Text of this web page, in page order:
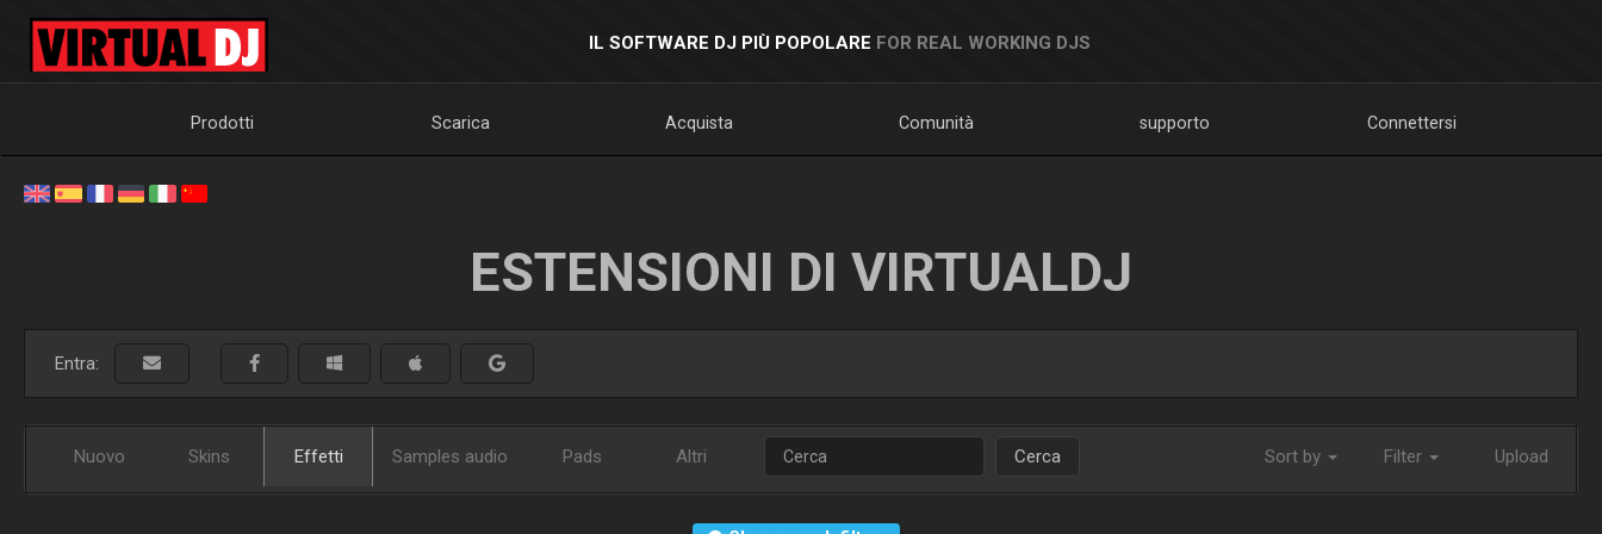
IL SOFTWARE DJ PIÙ POPOLARE FOR REAL WORKING DJS
Prodotti Scarica Acquista Comunità supporto Connettersi
ESTENSIONI DI VIRTUALDJ
Entra:
Nuovo Skins Effetti Samples audio Pads Altri Cerca Sort by Filter Upload